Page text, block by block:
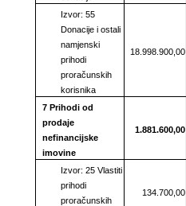
Izvor: 55
Donacije i ostali
namjenski
prihodi
proračunskih
korisnika
18.998.900,00
7 Prihodi od
prodaje
nefinancijske
imovine
1.881.600,00
Izvor: 25 Vlastiti
prihodi
proračunskih
134.700,00